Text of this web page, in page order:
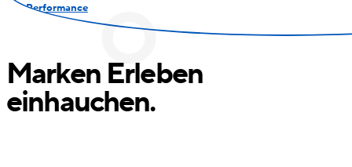
Performance
Marken Erleben
einhauchen.